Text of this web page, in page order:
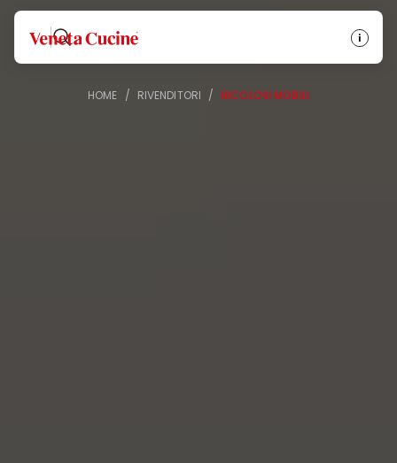
Veneta Cucine
HOME / RIVENDITORI / NICOLOSI MOBILI